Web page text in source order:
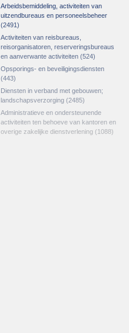
Arbeidsbemiddeling, activiteiten van
uitzendbureaus en personeelsbeheer
(2491)
Activiteiten van reisbureaus,
reisorganisatoren, reserveringsbureaus
en aanverwante activiteiten (524)
Opsporings- en beveiligingsdiensten
(443)
Diensten in verband met gebouwen;
landschapsverzorging (2485)
Administratieve en ondersteunende
activiteiten ten behoeve van kantoren en
overige zakelijke dienstverlening (1088)